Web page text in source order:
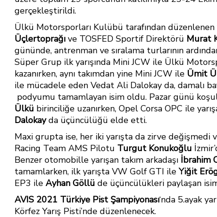
b
o
ok
e
st
s
A
p
p
gerçekleştirildi.
Ülkü Motorsporları Kulübü tarafından düzenlenen
Üçlertoprağı ve TOSFED Sportif Direktörü Murat
gününde, antrenman ve sıralama turlarının
Süper Grup ilk yarışında Mini JCW ile Ülkü
kazanırken, aynı takımdan yine Mini JCW ile Ümit
ile mücadele eden Vedat Ali Dalokay da, damalı
podyumu tamamlayan isim oldu. Pazar günü
Ülkü birinciliğe uzanırken, Opel Corsa OPC ile
Dalokayda üçüncülüğü elde etti.
Maxi grupta ise, her iki yarışta da zirve değişmedi
Racing Team AMS Pilotu Turgut Konukoğlu
Benzer otomobille yarışan takım arkadaşı İbrahim
tamamlarken, ilk yarışta VW Golf GTI ileYiğit
EP3 ile Ayhan Göllü de üçüncülükleri paylaşan
AVIS 2021 Türkiye Pist Şampiyonası‘nda 5.ayak
Körfez Yarış Pisti’nde düzenlenecek.